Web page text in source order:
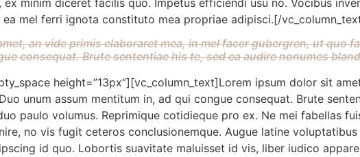
minim diceret facilis quo. Impetus efficiendi usu no. Vocibus
mel ferri ignota constituto mea propriae adipisci.[/
an vide primis elaboraret mea, in mel facer gubergren, ut quo
consequat. Brute sententiae his te, sed ea audire nonumes
height=”13px”][vc_column_text]Lorem ipsum dolor sit
unum assum mentitum in, ad qui congue consequat. Brute
paulo volumus. Reprimique cotidieque pro ex. Ne mei fabellas
no vis fugit ceteros conclusionemque. Augue latine
id quo. Lobortis suavitate maluisset id vis, liber iudico